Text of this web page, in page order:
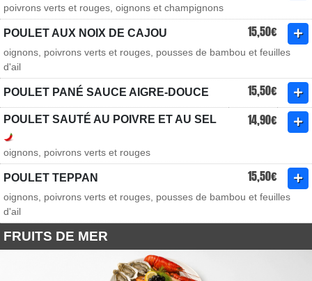
poivrons verts et rouges, oignons et champignons
POULET AUX NOIX DE CAJOU 15,50€
oignons, poivrons verts et rouges, pousses de bambou et feuilles
d'ail
POULET PANÉ SAUCE AIGRE-DOUCE 15,50€
POULET SAUTÉ AU POIVRE ET AU SEL 14,90€
oignons, poivrons verts et rouges
POULET TEPPAN 15,50€
oignons, poivrons verts et rouges, pousses de bambou et feuilles
d'ail
FRUITS DE MER